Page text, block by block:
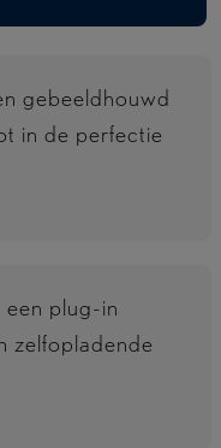
gebeeldhouwd
in de perfectie
plug-in
zelfopladende